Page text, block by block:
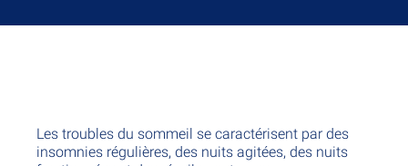
Les troubles du sommeil se caractérisent par des
insomnies régulières, des nuits agitées, des nuits